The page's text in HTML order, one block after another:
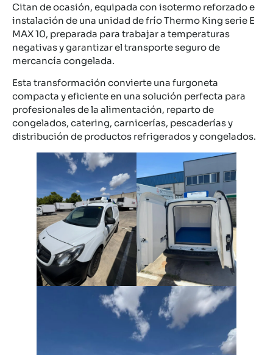
Citan de ocasión, equipada con isotermo reforzado e
instalación de una unidad de frío Thermo King serie E
MAX 10, preparada para trabajar a temperaturas
negativas y garantizar el transporte seguro de
mercancía congelada.
Esta transformación convierte una furgoneta
compacta y eficiente en una solución perfecta para
profesionales de la alimentación, reparto de
congelados, catering, carnicerías, pescaderías y
distribución de productos refrigerados y congelados.